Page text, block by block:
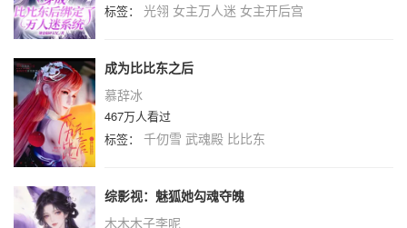
标签： 光翎 女主万人迷 女主开后宫
成为比比东之后
慕辞冰
467万人看过
标签： 千仞雪 武魂殿 比比东
综影视：魅狐她勾魂夺魄
木木木子李呢